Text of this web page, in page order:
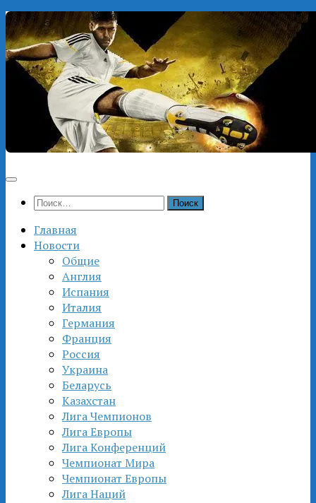
Перейти
к
содержимому
Найти:
Главная
Новости
Общие
Англия
Испания
Италия
Германия
Франция
Россия
Украина
Беларусь
Казахстан
Лига Чемпионов
Лига Европы
Лига Конференций
Чемпионат Мира
Чемпионат Европы
Лига Наций